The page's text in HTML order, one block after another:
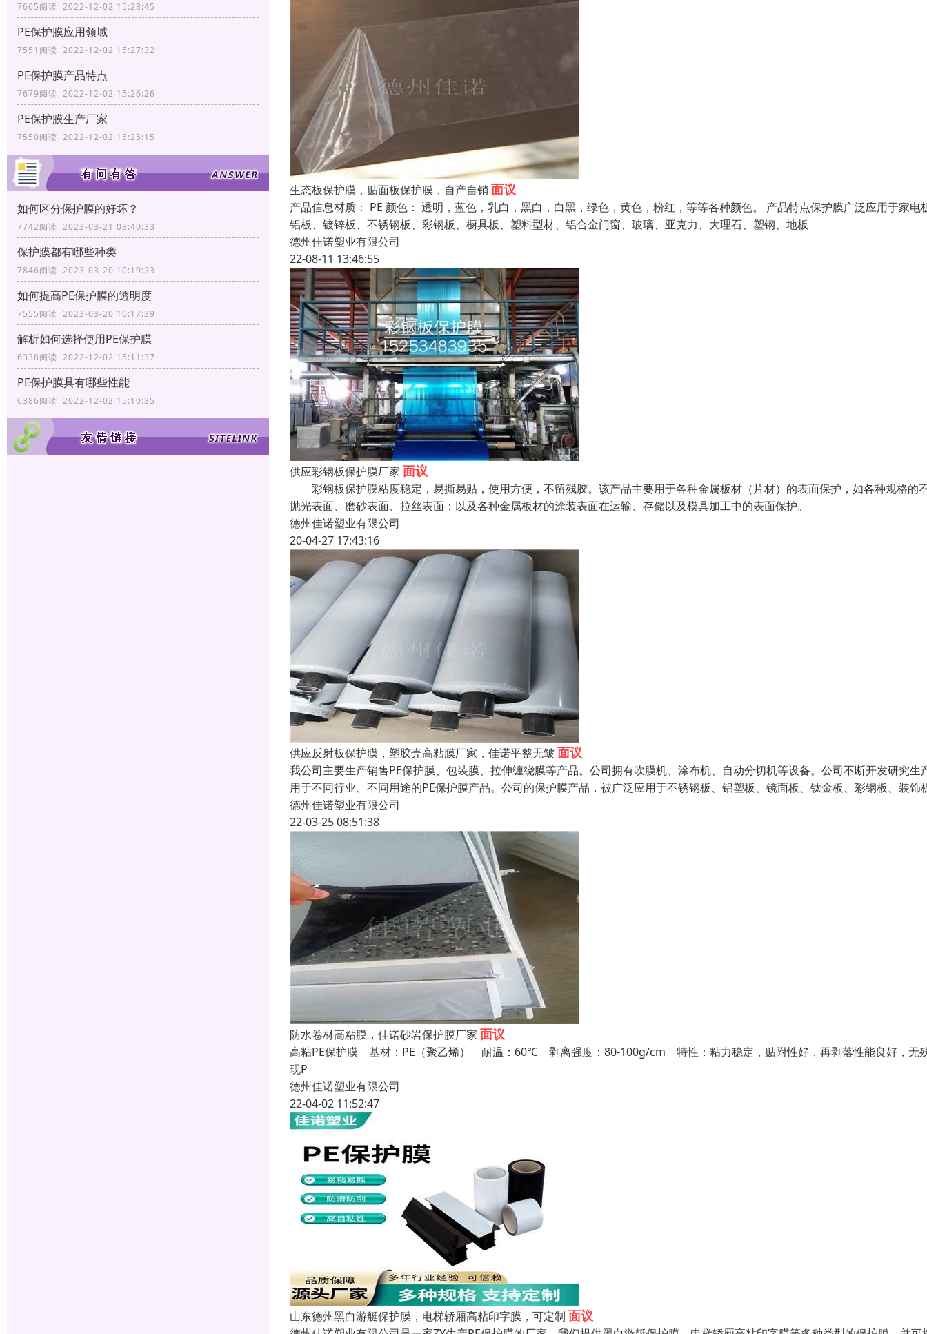
7665阅读 2022-12-02 15:28:45
PE保护膜应用领域
7551阅读 2022-12-02 15:27:32
PE保护膜产品特点
7679阅读 2022-12-02 15:26:26
PE保护膜生产厂家
7550阅读 2022-12-02 15:25:15
如何区分保护膜的好坏？
7742阅读 2023-03-21 08:40:33
保护膜都有哪些种类
7846阅读 2023-03-20 10:19:23
如何提高PE保护膜的透明度
7555阅读 2023-03-20 10:17:39
解析如何选择使用PE保护膜
6338阅读 2022-12-02 15:11:37
PE保护膜具有哪些性能
6386阅读 2022-12-02 15:10:35
生态板保护膜，贴面板保护膜，自产自销 面议
产品信息材质： PE 颜色： 透明，蓝色，乳白，黑白，白黑，绿色，黄色，粉红，等等各种颜色。 产品特点保护膜广泛应用于家电
铝板、镀锌板、不锈钢板、彩钢板、橱具板、塑料型材、铝合金门窗、玻璃、亚克力、大理石、塑钢、地板
德州佳诺塑业有限公司
22-08-11 13:46:55
供应彩钢板保护膜厂家 面议
彩钢板保护膜粘度稳定，易撕易贴，使用方便，不留残胶。该产品主要用于各种金属板材（片材）的表面保护，如各种规格的
抛光表面、磨砂表面、拉丝表面；以及各种金属板材的涂装表面在运输、存储以及模具加工中的表面保护。
德州佳诺塑业有限公司
20-04-27 17:43:16
供应反射板保护膜，塑胶壳高粘膜厂家，佳诺平整无皱面议
我公司主要生产销售PE保护膜、包装膜、拉伸缠绕膜等产品。公司拥有吹膜机、涂布机、自动分切机等设备。公司不断开发研究生
用于不同行业、不同用途的PE保护膜产品。公司的保护膜产品，被广泛应用于不锈钢板、铝塑板、镜面板、钛金板、彩钢板、装饰
德州佳诺塑业有限公司
22-03-25 08:51:38
防水卷材高粘膜，佳诺砂岩保护膜厂家 面议
高粘PE保护膜 基材：PE（聚乙烯） 耐温：60℃ 剥离强度：80-100g/cm 特性：粘力稳定，贴附性好，再剥落性能良好，无
现P
德州佳诺塑业有限公司
22-04-02 11:52:47
山东德州黑白游艇保护膜，电梯轿厢高粘印字膜，可定制 面议